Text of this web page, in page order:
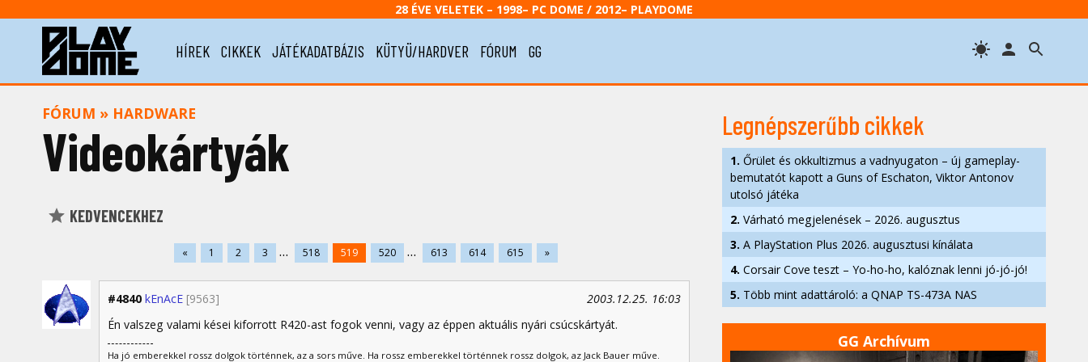
28 ÉVE VELETEK – 1998– PC DOME / 2012– PLAYDOME
HÍREK CIKKEK JÁTÉKADATBÁZIS KÜTYÜ/HARDVER FÓRUM GG
FÓRUM » HARDWARE
Videokártyák
KEDVENCEKHEZ
« 1 2 3 ... 518 519 520 ... 613 614 615 »
#4840 kEnAcE [9563]
2003.12.25. 16:03
Én valszeg valami kései kiforrott R420-ast fogok venni, vagy az éppen aktuális nyári csúcskártyát.
Ha jó emberekkel rossz dolgok történnek, az a sors műve. Ha rossz emberekkel történnek rossz dolgok, az Jack Bauer műve.
Legnépszerűbb cikkek
1. Őrület és okkultizmus a vadnyugaton – új gameplay-
bemutatót kapott a Guns of Eschaton, Viktor Antonov
utolsó játéka
2. Várható megjelenések – 2026. augusztus
3. A PlayStation Plus 2026. augusztusi kínálata
4. Corsair Cove teszt – Yo-ho-ho, kalóznak lenni jó-jó-jó!
5. Több mint adattároló: a QNAP TS-473A NAS
GG Archívum